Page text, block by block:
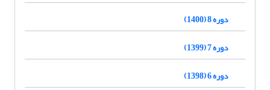
دوره 8 (1400)
دوره 7 (1399)
دوره 6 (1398)